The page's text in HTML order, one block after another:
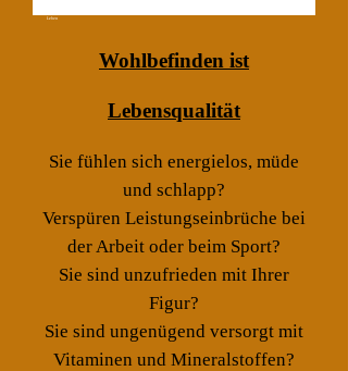
Leben
Wohlbefinden ist
Lebensqualität
Sie fühlen sich energielos, müde
und schlapp?
Verspüren Leistungseinbrüche bei
der Arbeit oder beim Sport?
Sie sind unzufrieden mit Ihrer
Figur?
Sie sind ungenügend versorgt mit
Vitaminen und Mineralstoffen?